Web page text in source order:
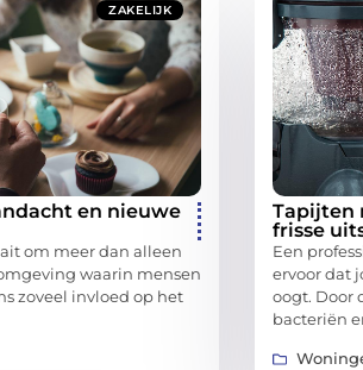
ZAKELIJK
en nieuwe
om meer dan alleen
waarin mensen
zoveel invloed op het
Tapijten
frisse
Een
ervoor dat
oogt. Door
bacteriën